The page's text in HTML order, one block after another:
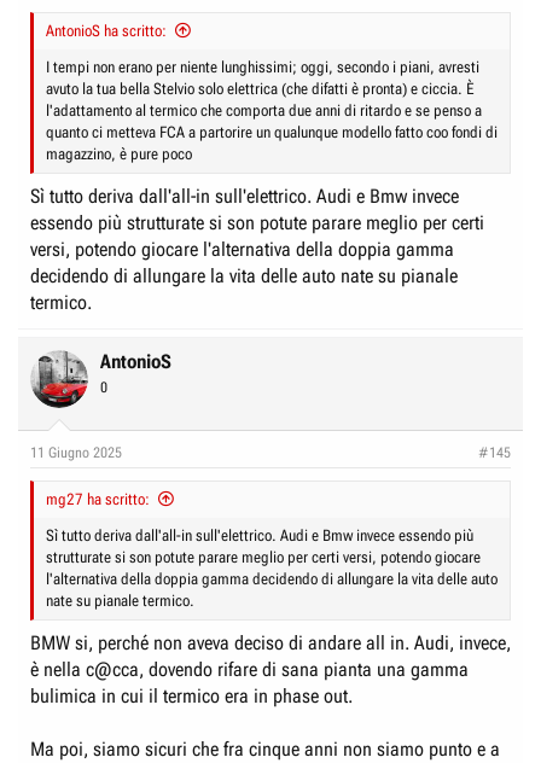
AntonioS ha scritto:
I tempi non erano per niente lunghissimi; oggi, secondo i piani, avresti
avuto la tua bella Stelvio solo elettrica (che difatti è pronta) e ciccia. È
l'adattamento al termico che comporta due anni di ritardo e se penso a
quanto ci metteva FCA a partorire un qualunque modello fatto coo fondi di
magazzino, è pure poco
Sì tutto deriva dall'all-in sull'elettrico. Audi e Bmw invece
essendo più strutturate si son potute parare meglio per certi
versi, potendo giocare l'alternativa della doppia gamma
decidendo di allungare la vita delle auto nate su pianale
termico.
AntonioS
0
11 Giugno 2025 #145
mg27 ha scritto:
Sì tutto deriva dall'all-in sull'elettrico. Audi e Bmw invece essendo più
strutturate si son potute parare meglio per certi versi, potendo giocare
l'alternativa della doppia gamma decidendo di allungare la vita delle auto
nate su pianale termico.
BMW si, perché non aveva deciso di andare all in. Audi, invece,
è nella c@cca, dovendo rifare di sana pianta una gamma
bulimica in cui il termico era in phase out.
Ma poi, siamo sicuri che fra cinque anni non siamo punto e a